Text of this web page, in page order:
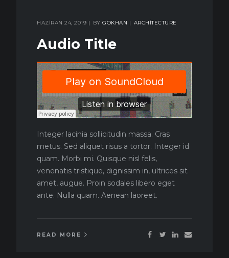
HAZIRAN 24, 2019 BYGOKHAN ARCHITECTURE
Audio Title
Integer lacinia sollicitudin massa. Cras
metus. Sed aliquet risus a tortor. Integer id
quam. Morbi mi. Quisque nisl felis,
venenatis tristique, dignissim in, ultrices sit
amet, augue. Proin sodales libero eget
ante. Nulla quam. Aenean laoreet.
READ MORE